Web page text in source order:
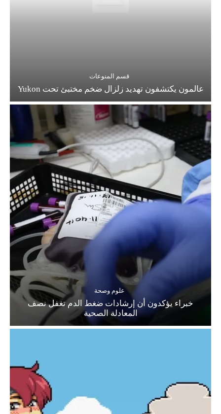
قسم المنوعات
عالمون يكتشفون تهديد زلزال ضخم مختبئ تحت Yukon
علوم وصحة
خبراء يؤكدون أن إرشادات ضغط الدم تغفل نصف
المعادلة الصحية